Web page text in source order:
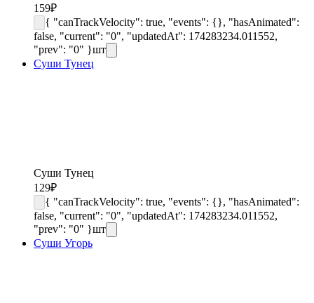
159₽
{ "canTrackVelocity": true, "events": {}, "hasAnimated":
false, "current": "0", "updatedAt": 174283234.011552,
"prev": "0" }шт
Суши Тунец
Суши Тунец
129₽
{ "canTrackVelocity": true, "events": {}, "hasAnimated":
false, "current": "0", "updatedAt": 174283234.011552,
"prev": "0" }шт
Суши Угорь